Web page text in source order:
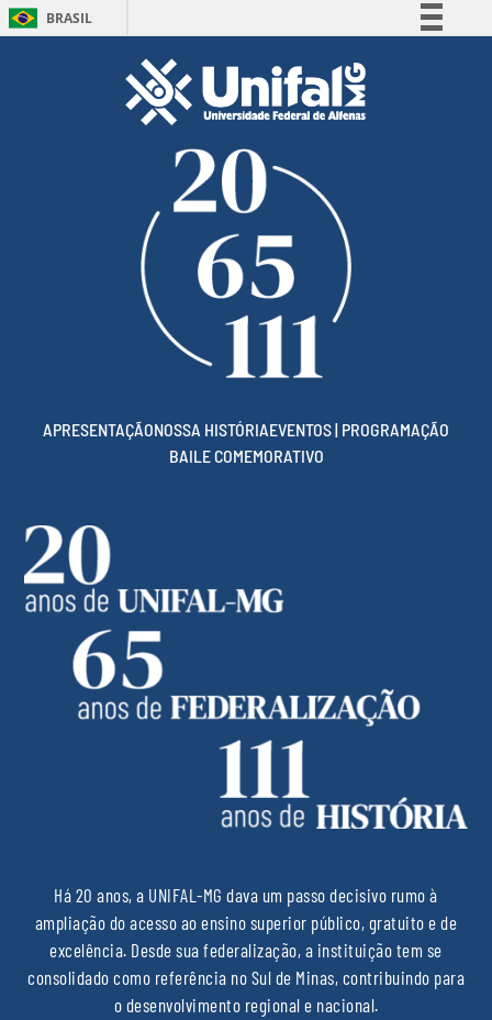
BRASIL
Comunica BR
Participe
Legislação
Canais
APRESENTAÇÃONOSSA HISTÓRIAEVENTOS | PROGRAMAÇÃO
BAILE COMEMORATIVO
Há 20 anos, a UNIFAL-MG dava um passo decisivo rumo à
ampliação do acesso ao ensino superior público, gratuito e de
excelência. Desde sua federalização, a instituição tem se
consolidado como referência no Sul de Minas, contribuindo para
o desenvolvimento regional e nacional.